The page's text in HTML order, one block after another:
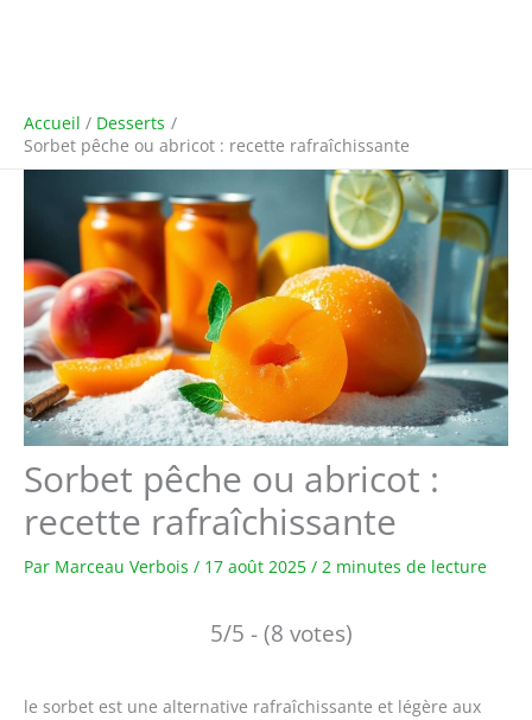
Accueil
Desserts
Sorbet pêche ou abricot : recette rafraîchissante
Sorbet pêche ou abricot :
recette rafraîchissante
Par Marceau Verbois / 17 août 2025 / 2 minutes de lecture
5/5 - (8 votes)
le sorbet est une alternative rafraîchissante et légère aux